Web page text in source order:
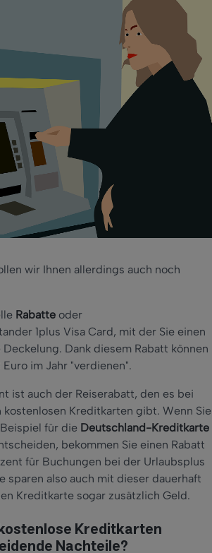
wir Ihnen allerdings auch noch
Rabatte oder
1plus Visa Card, mit der Sie einen
Dank diesem Rabatt können
im Jahr "verdienen".
ist auch der Reiserabatt, den es bei
kostenlosen Kreditkarten gibt. Wenn Sie
für die Deutschland-Kreditkarte
bekommen Sie einen Rabatt
für Buchungen bei der Urlaubsplus
sparen also auch mit dieser dauerhaft
Kreditkarte sogar zusätzlich Geld.
Kreditkarten
Nachteile?